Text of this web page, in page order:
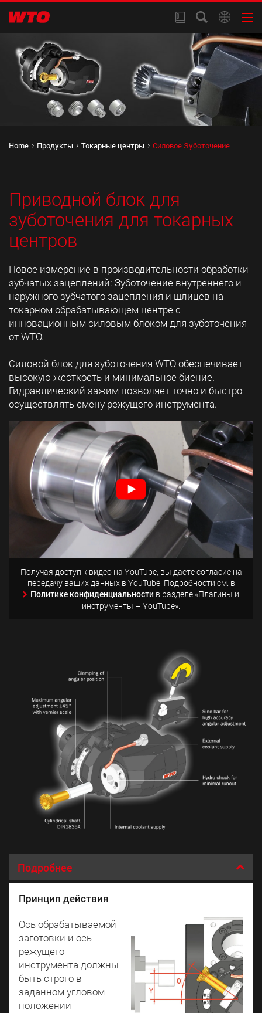
Home Продукты Токарные центры Силовое Зуботочение
Приводной блок для
зуботочения для токарных
центров
Новое измерение в производительности обработки
зубчатых зацеплений: Зуботочение внутреннего и
наружного зубчатого зацепления и шлицев на
токарном обрабатывающем центре с
инновационным силовым блоком для зуботочения
от WTO.
Силовой блок для зуботочения WTO обеспечивает
высокую жесткость и минимальное биение.
Гидравлический зажим позволяет точно и быстро
осуществлять смену режущего инструмента.
Получая доступ к видео на YouTube, вы даете согласие на
передачу ваших данных в YouTube: Подробности см. в
Политике конфиденциальности в разделе «Плагины и
инструменты – YouTube».
Подробнее
Принцип действия
Ось обрабатываемой
заготовки и ось
режущего
инструмента должны
быть строго в
заданном угловом
положении